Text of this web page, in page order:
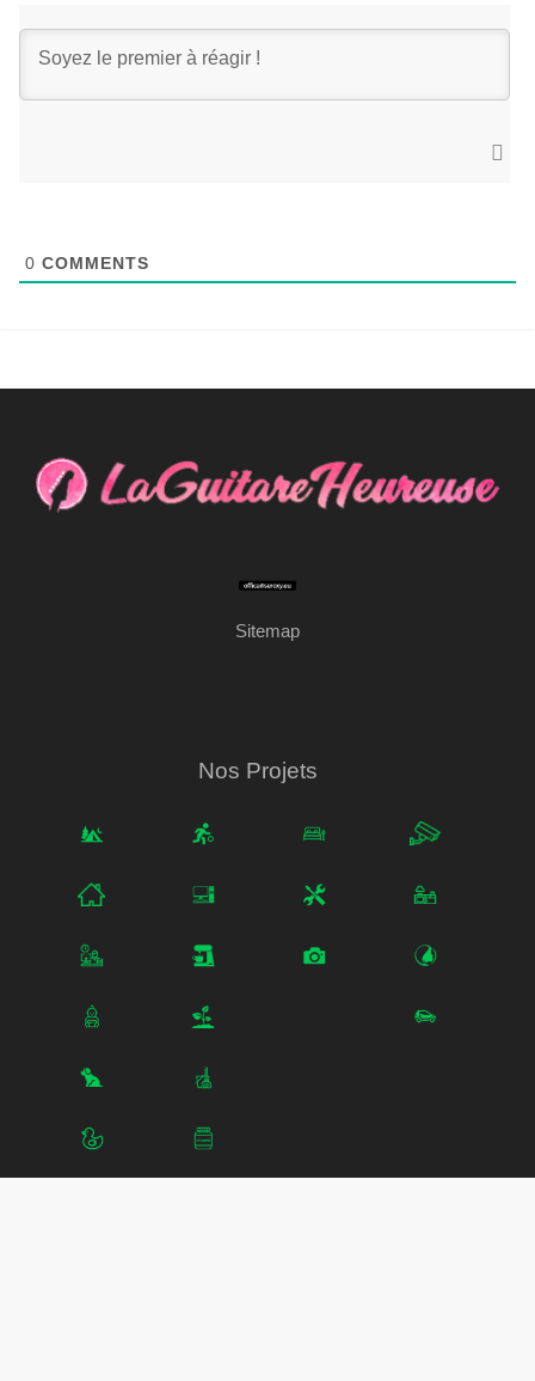
0 COMMENTS
Sitemap
Nos Projets